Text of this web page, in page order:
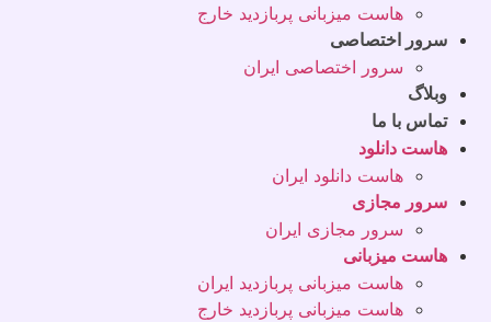
هاست میزبانی پربازدید خارج
سرور اختصاصی
سرور اختصاصی ایران
وبلاگ
تماس با ما
هاست دانلود
هاست دانلود ایران
سرور مجازی
سرور مجازی ایران
هاست میزبانی
هاست میزبانی پربازدید ایران
هاست میزبانی پربازدید خارج